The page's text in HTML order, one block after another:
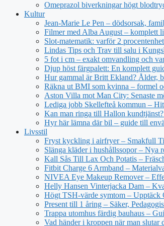
Omeprazol biverkningar högt
Kultur
Jean‑Marie Le Pen – dödsorsak,
Filmer med Alba August – komplett
Slot-matematik: varför 2
Lindas Tips och Trav till salu i
5 fot i cm – exakt omvandling och
Djup höst färgpalett: En komplett
Hur gammal är Britt Ekland? Ålder,
Räkna ut BMI som kvinna – formel
Aston Villa mot Man City: Senaste
Lediga jobb Skellefteå kommun –
Kan man ringa till Hallon
Hyr här lämna där bil – guide till
Livsstil
Fryst kyckling i airfryer – Smakfull
Slänga kläder i hushållssopor – Nya
Kall Sås Till Lax Och Potatis –
Fitbit Charge 6 Armband –
NIVEA Eye Makeup Remover –
Helly Hansen Vinterjacka Dam –
Högt TSH-värde symtom – Upptäck
Present till 1 åring – Säker,
Trappa utomhus färdig bauhaus –
Vad händer i kroppen när man slutar